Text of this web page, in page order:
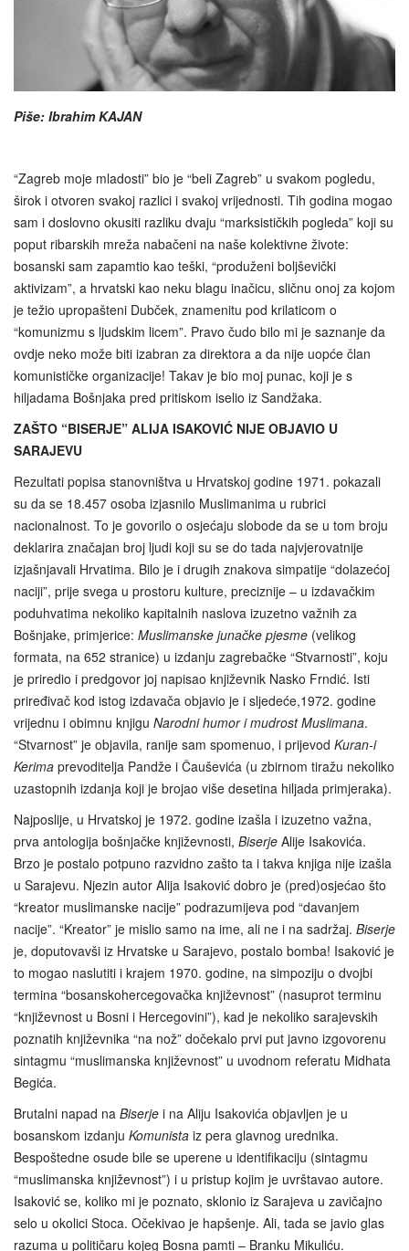
Piše: Ibrahim KAJAN
“Zagreb moje mladosti” bio je “beli Zagreb” u svakom pogledu,
širok i otvoren svakoj razlici i svakoj vrijednosti. Tih godina mogao
sam i doslovno okusiti razliku dvaju “marksističkih pogleda” koji su
poput ribarskih mreža nabačeni na naše kolektivne živote:
bosanski sam zapamtio kao teški, “produženi boljševički
aktivizam”, a hrvatski kao neku blagu inačicu, sličnu onoj za kojom
je težio upropašteni Dubček, znamenitu pod krilaticom o
“komunizmu s ljudskim licem”. Pravo čudo bilo mi je saznanje da
ovdje neko može biti izabran za direktora a da nije uopće član
komunističke organizacije! Takav je bio moj punac, koji je s
hiljadama Bošnjaka pred pritiskom iselio iz Sandžaka.
ZAŠTO “BISERJE” ALIJA ISAKOVIĆ NIJE OBJAVIO U
SARAJEVU
Rezultati popisa stanovništva u Hrvatskoj godine 1971. pokazali
su da se 18.457 osoba izjasnilo Muslimanima u rubrici
nacionalnost. To je govorilo o osjećaju slobode da se u tom broju
deklarira značajan broj ljudi koji su se do tada najvjerovatnije
izjašnjavali Hrvatima. Bilo je i drugih znakova simpatije “dolazećoj
naciji”, prije svega u prostoru kulture, preciznije – u izdavačkim
poduhvatima nekoliko kapitalnih naslova izuzetno važnih za
Bošnjake, primjerice: Muslimanske junačke pjesme (velikog
formata, na 652 stranice) u izdanju zagrebačke “Stvarnosti”, koju
je priredio i predgovor joj napisao književnik Nasko Frndić. Isti
priređivač kod istog izdavača objavio je i sljedeće,1972. godine
vrijednu i obimnu knjigu Narodni humor i mudrost Muslimana.
“Stvarnost” je objavila, ranije sam spomenuo, i prijevod Kuran-i
Kerima prevoditelja Pandže i Čauševića (u zbirnom tiražu nekoliko
uzastopnih izdanja koji je brojao više desetina hiljada primjeraka).
Najposlije, u Hrvatskoj je 1972. godine izašla i izuzetno važna,
prva antologija bošnjačke književnosti, Biserje Alije Isakovića.
Brzo je postalo potpuno razvidno zašto ta i takva knjiga nije izašla
u Sarajevu. Njezin autor Alija Isaković dobro je (pred)osjećao što
“kreator muslimanske nacije” podrazumijeva pod “davanjem
nacije”. “Kreator” je mislio samo na ime, ali ne i na sadržaj. Biserje
je, doputovavši iz Hrvatske u Sarajevo, postalo bomba! Isaković je
to mogao naslutiti i krajem 1970. godine, na simpoziju o dvojbi
termina “bosanskohercegovačka književnost” (nasuprot terminu
“književnost u Bosni i Hercegovini”), kad je nekoliko sarajevskih
poznatih književnika “na nož” dočekalo prvi put javno izgovorenu
sintagmu “muslimanska književnost” u uvodnom referatu Midhata
Begića.
Brutalni napad na Biserje i na Aliju Isakovića objavljen je u
bosanskom izdanju Komunista iz pera glavnog urednika.
Bespoštedne osude bile se uperene u identifikaciju (sintagmu
“muslimanska književnost”) i u pristup kojim je uvrštavao autore.
Isaković se, koliko mi je poznato, sklonio iz Sarajeva u zavičajno
selo u okolici Stoca. Očekivao je hapšenje. Ali, tada se javio glas
razuma u političaru kojeg Bosna pamti – Branku Mikuliću.